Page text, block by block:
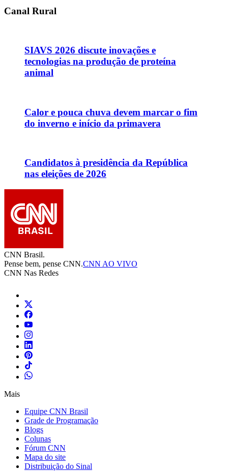
Canal Rural
SIAVS 2026 discute inovações e
tecnologias na produção de proteína
animal
Calor e pouca chuva devem marcar o fim
do inverno e início da primavera
Candidatos à presidência da República
nas eleições de 2026
CNN Brasil.
Pense bem, pense CNN.CNN AO VIVO
CNN Nas Redes
Mais
Equipe CNN Brasil
Grade de Programação
Blogs
Colunas
Fórum CNN
Mapa do site
Distribuição do Sinal